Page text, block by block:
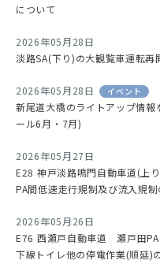
について
2026年05月28日
淡路SA(下り)の大観覧車運転再
2026年05月28日 イベント
新尾道大橋のライトアップ情報
ール6月・7月)
2026年05月27日
E28 神戸淡路鳴門自動車道(上
PA間低速走行規制及び流入規制
2026年05月26日
E76 西瀬戸自動車道 瀬戸田
下線トイレ他の停電作業(順延)